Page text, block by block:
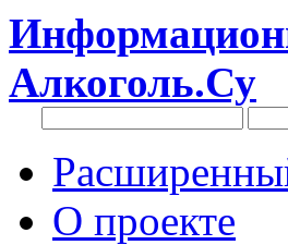
Алкоголь.Су
О проекте